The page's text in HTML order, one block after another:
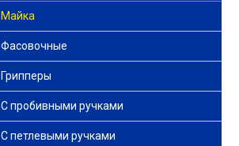
Майка
Фасовочные
Грипперы
С пробивными ручками
С петлевыми ручками